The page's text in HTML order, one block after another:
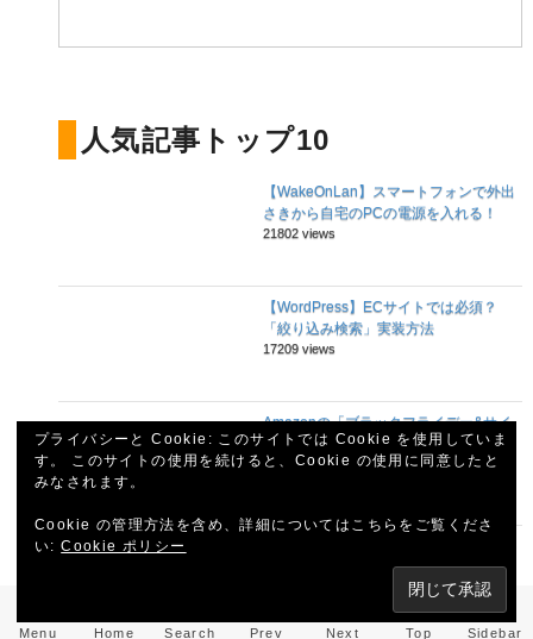
人気記事トップ10
【WakeOnLan】スマートフォンで外出
さきから自宅のPCの電源を入れる！
21802 views
【WordPress】ECサイトでは必須？
「絞り込み検索」実装方法
17209 views
Amazonの「ブラックフライデー&サイ
バーマンデー」に、まんまと乗せられ
た！
イアウトを変更する方法
Menu Home Search Prev Next Top Sidebar
プライバシーと Cookie: このサイトでは Cookie を使用していま
す。 このサイトの使用を続けると、Cookie の使用に同意したと
みなされます。
Cookie の管理方法を含め、詳細についてはこちらをご覧くださ
い:Cookie ポリシー